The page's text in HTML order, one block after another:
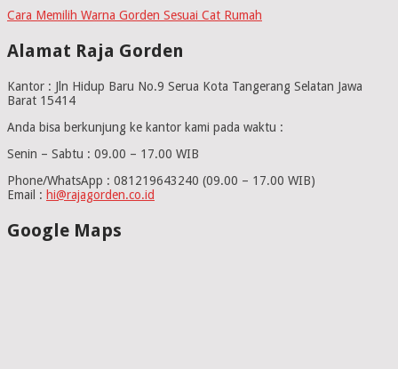
Cara Memilih Warna Gorden Sesuai Cat Rumah
Alamat Raja Gorden
Kantor : Jln Hidup Baru No.9 Serua Kota Tangerang Selatan Jawa
Barat 15414
Anda bisa berkunjung ke kantor kami pada waktu :
Senin – Sabtu : 09.00 – 17.00 WIB
Phone/WhatsApp : 081219643240 (09.00 – 17.00 WIB)
Email : hi@rajagorden.co.id
Google Maps